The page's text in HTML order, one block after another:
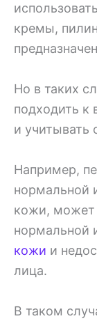
кремы,
Но в таких
подходить к
и учитывать
Например,
нормальной
кожи, может
нормальной
кожи и
лица.
В таком